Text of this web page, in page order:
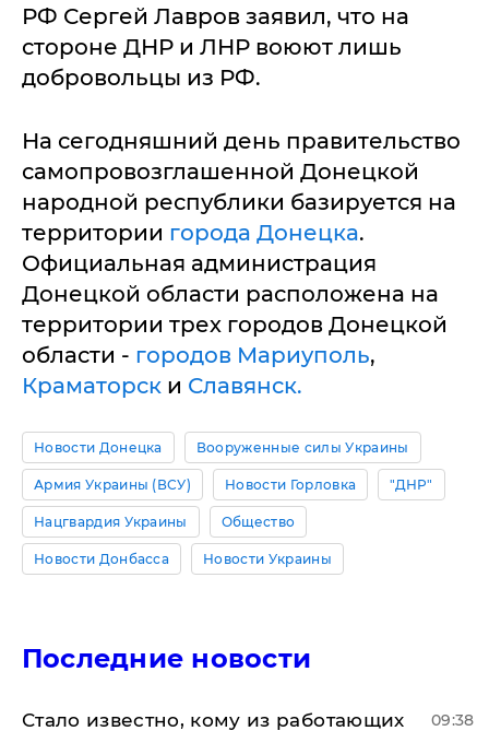
РФ Сергей Лавров заявил, что на
стороне ДНР и ЛНР воюют лишь
добровольцы из РФ.
На сегодняшний день правительство
самопровозглашенной Донецкой
народной республики базируется на
территории города Донецка.
Официальная администрация
Донецкой области расположена на
территории трех городов Донецкой
области - городов Мариуполь,
Краматорск и Славянск.
Новости Донецка Вооруженные силы Украины
Армия Украины (ВСУ) Новости Горловка "ДНР"
Нацгвардия Украины Общество
Новости Донбасса Новости Украины
Последние новости
Стало известно, кому из работающих 09:38